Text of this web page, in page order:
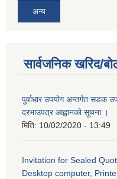
अन्य
सार्वजनिक खरिद/
पुर्वाधार उपयोग अन्तर्गत सडक
दरभाउपत्र आह्वानको सूचना ।
मिति: 10/02/2020 - 13:49
Invitation for Sealed
Desktop computer,